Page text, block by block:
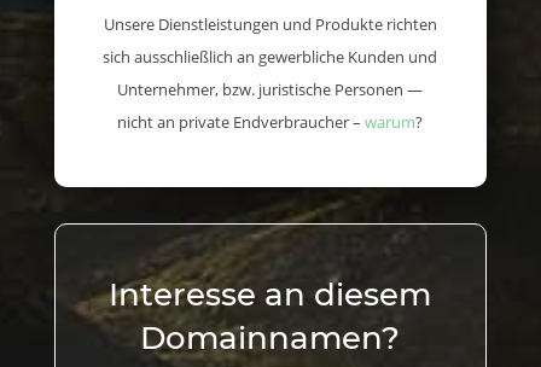
Unsere Dienstleistungen und Produkte richten
sich ausschließlich an gewerbliche Kunden und
Unternehmer, bzw. juristische Personen —
nicht an private Endverbraucher –warum?
Interesse an diesem
Domainnamen?